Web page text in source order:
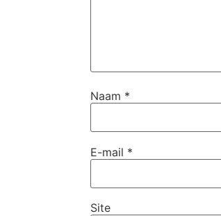
Naam *
E-mail *
Site